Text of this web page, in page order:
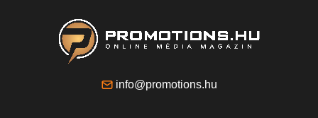
info@promotions.hu